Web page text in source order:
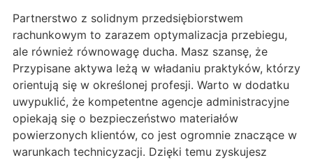
Partnerstwo z solidnym przedsiębiorstwem
rachunkowym to zarazem optymalizacja przebiegu,
ale również równowagę ducha. Masz szansę, że
Przypisane aktywa leżą w władaniu praktyków, którzy
orientują się w określonej profesji. Warto w dodatku
uwypuklić, że kompetentne agencje administracyjne
opiekają się o bezpieczeństwo materiałów
powierzonych klientów, co jest ogromnie znaczące w
warunkach technicyzacji. Dzięki temu zyskujesz